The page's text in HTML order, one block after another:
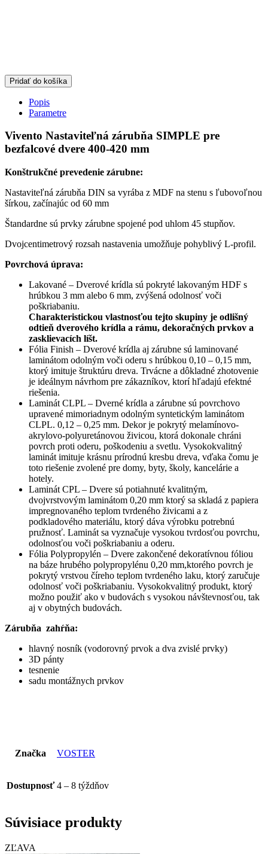
Pridať do košíka
Popis
Parametre
Vivento Nastaviteľná zárubňa SIMPLE pre
bezfalcové dvere 400-420 mm
Konštrukčné prevedenie zárubne:
Nastaviteľná zárubňa DIN sa vyrába z MDF na stenu s ľubovoľnou
šírkou, začínajúc od 60 mm
Štandardne sú prvky zárubne spojené pod uhlom 45 stupňov.
Dvojcentimetrový rozsah nastavenia umožňuje pohyblivý L-profil.
Povrchová úprava:
Lakované – Dverové krídla sú pokryté lakovaným HDF s
hrúbkou 3 mm alebo 6 mm, zvýšená odolnosť voči
poškriabaniu.
Charakteristickou vlastnosťou tejto skupiny je odlišný
odtieň dverového krídla a rámu, dekoračných prvkov a
zasklievacích líšt.
Fólia Finish – Dverové krídla aj zárubne sú laminované
laminátom odolným voči oderu s hrúbkou 0,10 – 0,15 mm,
ktorý imituje štruktúru dreva. Trvácne a dôkladné zhotovenie
je ideálnym návrhom pre zákazníkov, ktorí hľadajú efektné
riešenia.
Laminát CLPL – Dverné krídla a zárubne sú povrchovo
upravené mimoriadnym odolným syntetickým laminátom
CLPL. 0,12 – 0,25 mm. Dekor je pokrytý melamínovo-
akrylovo-polyuretánovou živicou, ktorá dokonale chráni
povrch proti oderu, poškodeniu a svetlu. Vysokokvalitný
laminát imituje krásnu prírodnú kresbu dreva, vďaka čomu je
toto riešenie zvolené pre domy, byty, školy, kancelárie a
hotely.
Laminát CPL – Dvere sú potiahnuté kvalitným,
dvojvrstvovým laminátom 0,20 mm ktorý sa skladá z papiera
impregnovaného teplom tvrdeného živicami a z
podkladového materiálu, ktorý dáva výrobku potrebnú
pružnosť. Laminát sa vyznačuje vysokou tvrdosťou povrchu,
odolnosťou voči poškriabaniu a oderu.
Fólia Polypropylén – Dvere zakončené dekoratívnou fóliou
na báze hrubého polypropylénu 0,20 mm,ktorého povrch je
pokrytý vrstvou číreho teplom tvrdeného laku, ktorý zaručuje
odolnosť voči poškriabaniu. Vysokokvalitný produkt, ktorý
možno použiť ako v budovách s vysokou návštevnosťou, tak
aj v obytných budovách.
Zárubňa zahŕňa:
hlavný nosník (vodorovný prvok a dva zvislé prvky)
3D pánty
tesnenie
sadu montážnych prvkov
Značka VOSTER
Dostupnosť 4 – 8 týždňov
Súvisiace produkty
ZĽAVA